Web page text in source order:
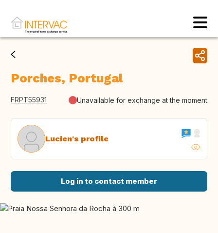
Porches, Portugal
FRPT55931 Unavailable for exchange at the moment
Lucien's profile
Log in to contact member